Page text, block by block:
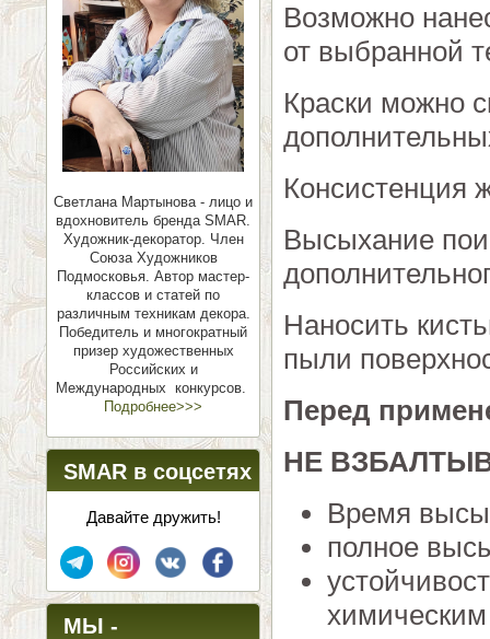
Светлана Мартынова - лицо и
вдохновитель бренда SMAR.
Художник-декоратор. Член
Союза Художников
Подмосковья. Автор мастер-
классов и статей по
различным техникам декора.
Победитель и многократный
призер художественных
Российских и
Международных конкурсов.
Подробнее>>>
SMAR в соцсетях
Давайте дружить!
МЫ -
Возможно
от выбранной
Краски можно
Консистенция
Высыхание
Наносить
пыли
Перед
НЕ
Время
полное